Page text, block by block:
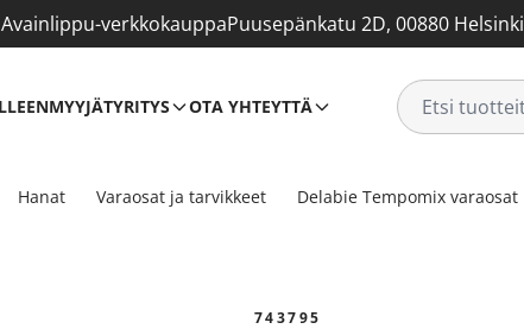
verkkokauppaPuusepänkatu 2D, 00880 Helsinki
YRITYS OTA YHTEYTTÄ
Hanat Varaosat ja tarvikkeet Delabie Tempomix varaosat
743795